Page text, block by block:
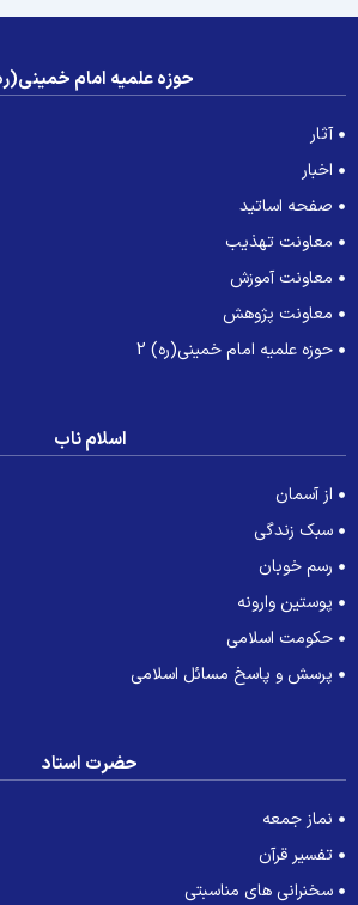
حوزه علمیه امام خمینی(ره)
آثار
اخبار
صفحه اساتید
معاونت تهذیب
معاونت آموزش
معاونت پژوهش
حوزه علمیه امام خمینی(ره) 2
اسلام ناب
از آسمان
سبک زندگی
رسم خوبان
پوستین وارونه
حکومت اسلامی
پرسش و پاسخ مسائل اسلامی
حضرت استاد
نماز جمعه
تفسیر قرآن
سخنرانی های مناسبتی